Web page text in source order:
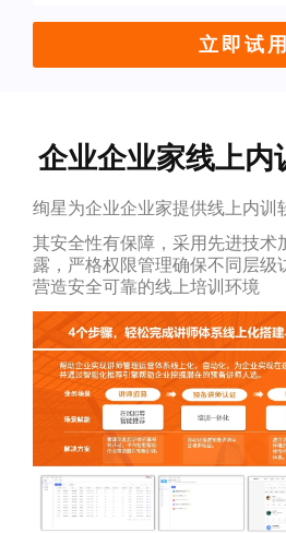
立即试用
企业企业家线上内
绚星为企业企业家提供线上内训
其安全性有保障，采用先进技术
露，严格权限管理确保不同层级
营造安全可靠的线上培训环境